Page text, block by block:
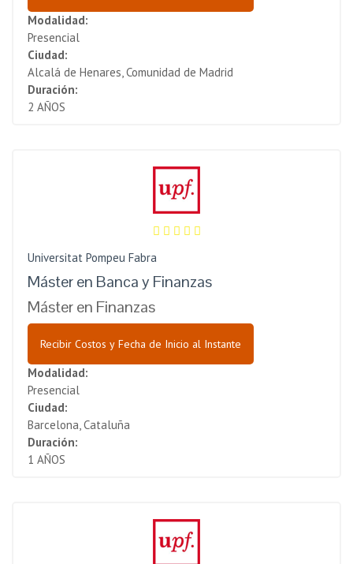
Modalidad:
Presencial
Ciudad:
Alcalá de Henares, Comunidad de Madrid
Duración:
2 AÑOS
Universitat Pompeu Fabra
Máster en Banca y Finanzas
Máster en Finanzas
Recibir Costos y Fecha de Inicio al Instante
Modalidad:
Presencial
Ciudad:
Barcelona, Cataluña
Duración:
1 AÑOS